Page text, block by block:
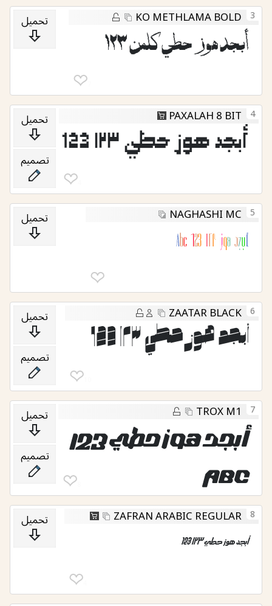
3
KO METHLAMA BOLD
أبجد هوز حطي كلمن ١٢٣
❤︎
تحميل
4
PAXALAH 8 BIT
أبجد هوز حطي ١٢٣ 123
❤︎
تحميل
تصميم
5
NAGHASHI MC
أبجد هوز ١٢٣ 123 Abc
❤︎
تحميل
6
ZAATAR BLACK
أبجد هوز حطي ١٢٣ 123
❤︎
تحميل
تصميم
7
TROX M1
أبجد هوز حطي 123
Abc
❤︎
تحميل
تصميم
8
ZAFRAN ARABIC REGULAR
أبجد هوز حطي ١٢٣ 123
❤︎
تحميل